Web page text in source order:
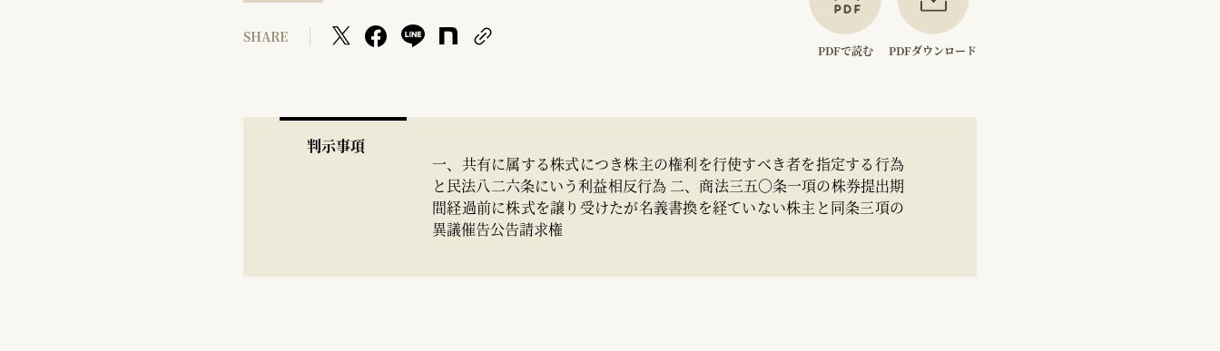
SHARE
PDFで読む PDFダウンロード
判示事項
一、共有に属する株式につき株主の権利を行使すべき者を指定する行為
と民法八二六条にいう利益相反行為 二、商法三五〇条一項の株券提出期
間経過前に株式を譲り受けたが名義書換を経ていない株主と同条三項の
異議催告公告請求権